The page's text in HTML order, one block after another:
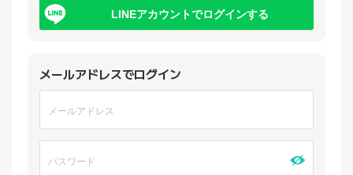
LINEアカウントでログインする
メールアドレスでログイン